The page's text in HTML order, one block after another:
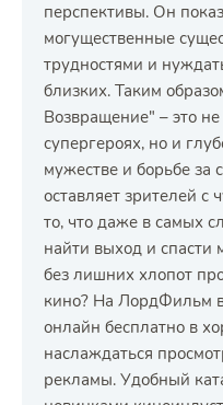
перспективы. Он
могущественные
трудностями и
близких. Таким
Возвращение" – это
супергероях, но и
мужестве и борьбе за
оставляет зрителей
то, что даже в самых
найти выход и спасти
без лишних хлопот
кино? На ЛордФильм
онлайн бесплатно в
наслаждаться
рекламы. Удобный